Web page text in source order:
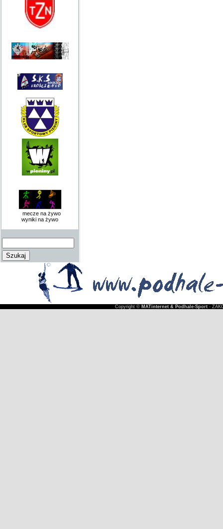
mecze na żywo
wyniki na żywo
Copyright © MATinternet & Podhale-Sport-